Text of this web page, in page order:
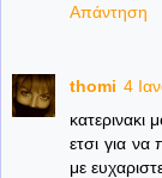
Απάντηση
thomi 4
κατερινακι
ετσι για να
με